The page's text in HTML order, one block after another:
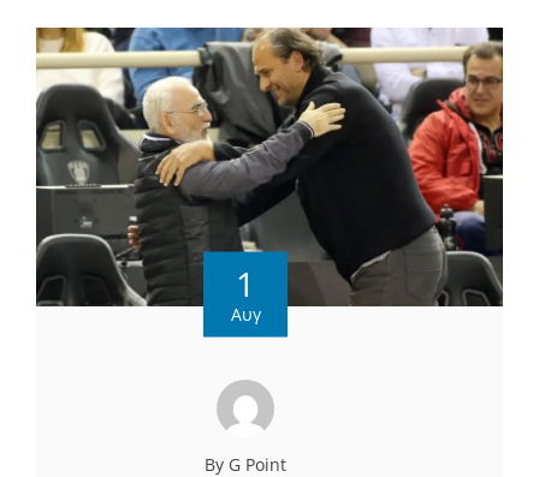
1
Αυγ
By G Point